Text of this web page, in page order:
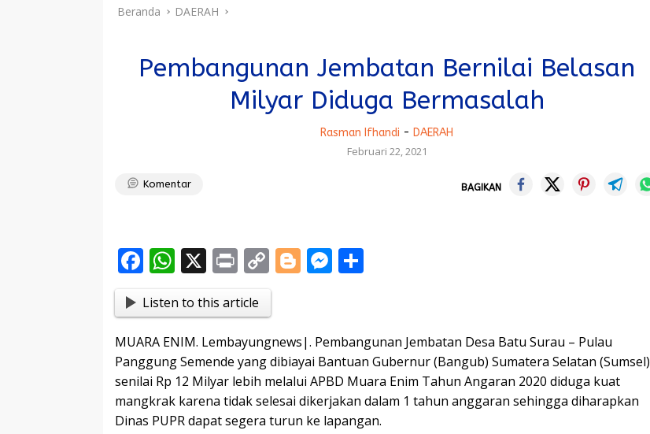
Beranda DAERAH
Pembangunan Jembatan Bernilai Belasan
Milyar Diduga Bermasalah
Rasman Ifhandi - DAERAH
Februari 22, 2021
Komentar BAGIKAN
F
e
b
o
o
k
W
at
s
A
p
p
X Pr
t
C
o
p
y
Li
n
k
Bl
g
er
M
e
n
g
er
e
Listen to this article
MUARA ENIM. Lembayungnews|. Pembangunan Jembatan Desa Batu Surau – Pulau
Panggung Semende yang dibiayai Bantuan Gubernur (Bangub) Sumatera Selatan (Sumsel)
senilai Rp 12 Milyar lebih melalui APBD Muara Enim Tahun Angaran 2020 diduga kuat
mangkrak karena tidak selesai dikerjakan dalam 1 tahun anggaran sehingga diharapkan
Dinas PUPR dapat segera turun ke lapangan.